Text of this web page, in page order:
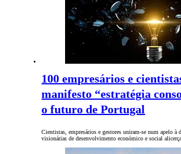
100 empresários e
manifesto “estratégia
o futuro de Portugal
Cientistas, empresários e gestores uniram-se num apelo à
visionárias de desenvolvimento económico e social